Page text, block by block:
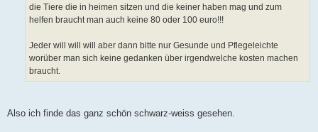
die Tiere die in heimen sitzen und die keiner haben mag und zum
helfen braucht man auch keine 80 oder 100 euro!!!
Jeder will will will aber dann bitte nur Gesunde und Pflegeleichte
worüber man sich keine gedanken über irgendwelche kosten machen
braucht.
Also ich finde das ganz schön schwarz-weiss gesehen.